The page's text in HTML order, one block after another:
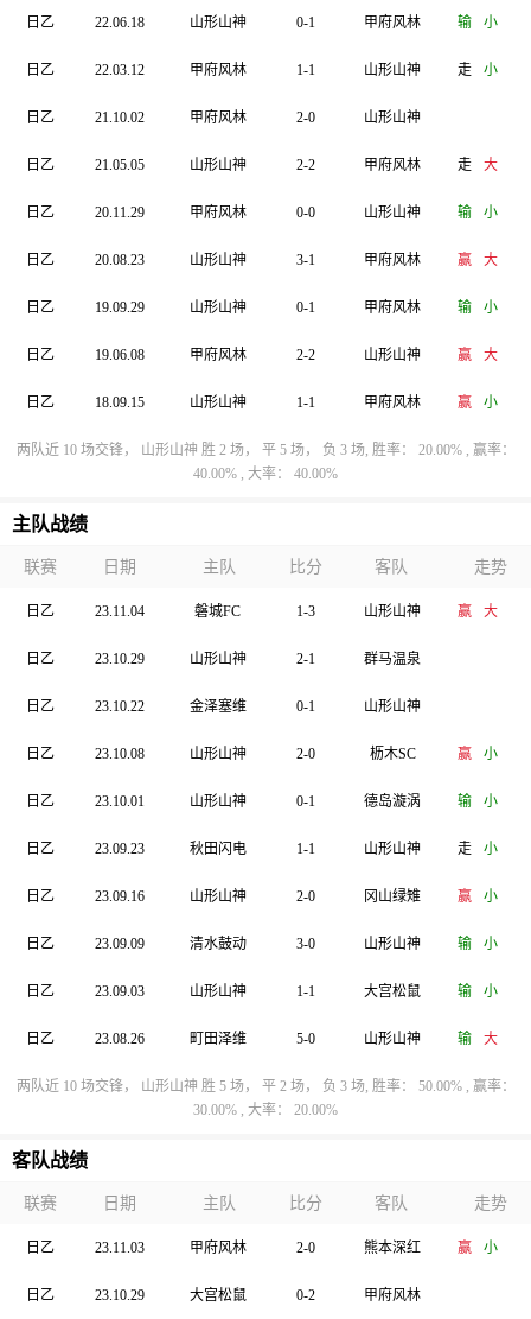
日乙 22.06.18 山形山神 0-1 甲府风林 输 小
日乙 22.03.12 甲府风林 1-1 山形山神 走 小
日乙 21.10.02 甲府风林 2-0 山形山神
日乙 21.05.05 山形山神 2-2 甲府风林 走 大
日乙 20.11.29 甲府风林 0-0 山形山神 输 小
日乙 20.08.23 山形山神 3-1 甲府风林 赢 大
日乙 19.09.29 山形山神 0-1 甲府风林 输 小
日乙 19.06.08 甲府风林 2-2 山形山神 赢 大
日乙 18.09.15 山形山神 1-1 甲府风林 赢 小
两队近 10 场交锋， 山形山神 胜 2 场， 平 5 场， 负 3 场, 胜率： 20.00% , 赢率：
40.00% , 大率： 40.00%
主队战绩
联赛 日期 主队 比分 客队 走势
日乙 23.11.04 磐城FC 1-3 山形山神 赢 大
日乙 23.10.29 山形山神 2-1 群马温泉
日乙 23.10.22 金泽塞维 0-1 山形山神
日乙 23.10.08 山形山神 2-0 枥木SC 赢 小
日乙 23.10.01 山形山神 0-1 德岛漩涡 输 小
日乙 23.09.23 秋田闪电 1-1 山形山神 走 小
日乙 23.09.16 山形山神 2-0 冈山绿雉 赢 小
日乙 23.09.09 清水鼓动 3-0 山形山神 输 小
日乙 23.09.03 山形山神 1-1 大宫松鼠 输 小
日乙 23.08.26 町田泽维 5-0 山形山神 输 大
两队近 10 场交锋， 山形山神 胜 5 场， 平 2 场， 负 3 场, 胜率： 50.00% , 赢率：
30.00% , 大率： 20.00%
客队战绩
联赛 日期 主队 比分 客队 走势
日乙 23.11.03 甲府风林 2-0 熊本深红 赢 小
日乙 23.10.29 大宫松鼠 0-2 甲府风林